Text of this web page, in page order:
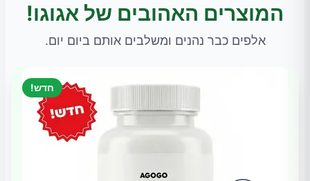
המוצרים האהובים של אגוגו!
אלפים כבר נהנים ומשלבים אותם ביום יום.
חדש!